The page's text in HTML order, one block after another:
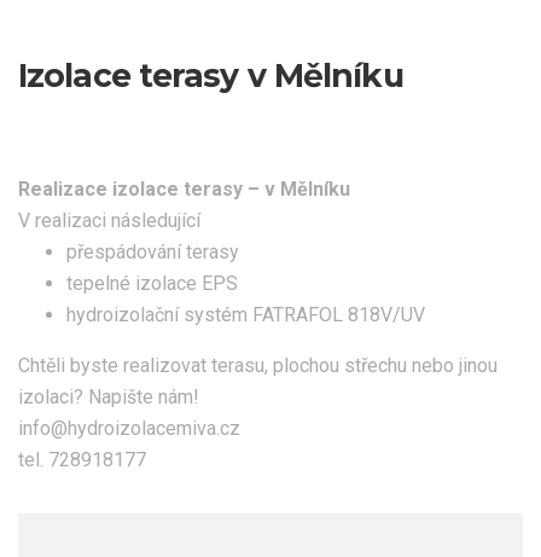
Izolace terasy v Mělníku
Realizace izolace terasy – v Mělníku
V realizaci následující
přespádování terasy
tepelné izolace EPS
hydroizolační systém FATRAFOL 818V/UV
Chtěli byste realizovat terasu, plochou střechu nebo jinou
izolaci? Napište nám!
info@hydroizolacemiva.cz
tel. 728918177